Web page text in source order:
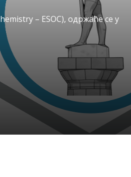
ESOC), одржаће се у